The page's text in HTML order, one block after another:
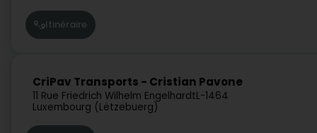
Itinéraire
CriPav Transports - Cristian Pavone
11 Rue Friedrich Wilhelm EngelhardtL-1464
Luxembourg (Lëtzebuerg)